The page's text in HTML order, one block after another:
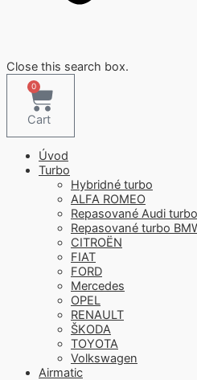
Close this search box.
0
Cart
Úvod
Turbo
Hybridné turbo
ALFA ROMEO
Repasované Audi
Repasované turbo
CITROËN
FIAT
FORD
Mercedes
OPEL
RENAULT
ŠKODA
TOYOTA
Volkswagen
Airmatic